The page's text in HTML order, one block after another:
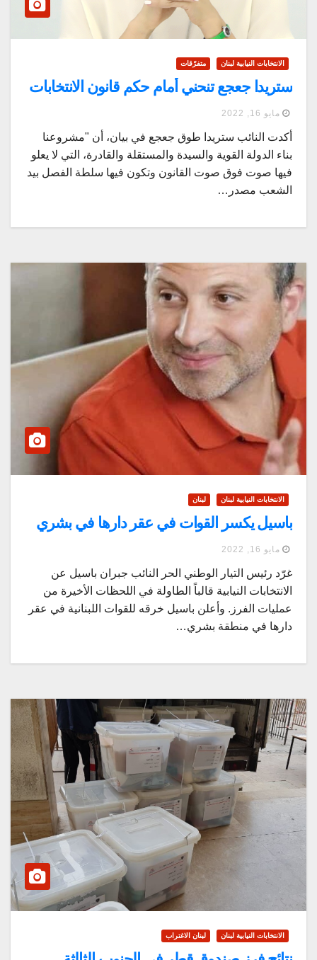
الانتخابات النيابية لبنان متفرّقات
ستريدا جعجع تنحني أمام حكم قانون الانتخابات
مايو 16, 2022
أكدت النائب ستريدا طوق جعجع في بيان، أن "مشروعنا
بناء الدولة القوية والسيدة والمستقلة والقادرة، التي لا يعلو
فيها صوت فوق صوت القانون وتكون فيها سلطة الفصل بيد
الشعب مصدر…
الانتخابات النيابية لبنان لبنان
باسيل يكسر القوات في عقر دارها في بشري
مايو 16, 2022
غرّد رئيس التيار الوطني الحر النائب جبران باسيل عن
الانتخابات النيابية قالباً الطاولة في اللحظات الأخيرة من
عمليات الفرز. وأعلن باسيل خرقه للقوات اللبنانية في عقر
دارها في منطقة بشري…
الانتخابات النيابية لبنان لبنان الاغتراب